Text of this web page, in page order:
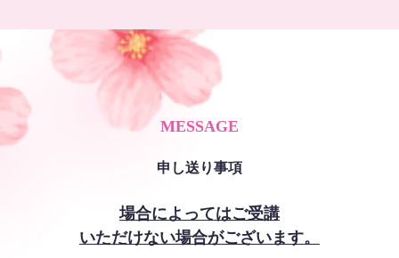
MESSAGE
申し送り事項
場合によってはご受講
いただけない場合がございます。